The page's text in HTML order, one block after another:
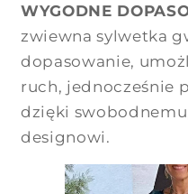
WYGODNE
zwiewna sylwetka
dopasowanie,
ruch, jednocześnie
dzięki
designowi.